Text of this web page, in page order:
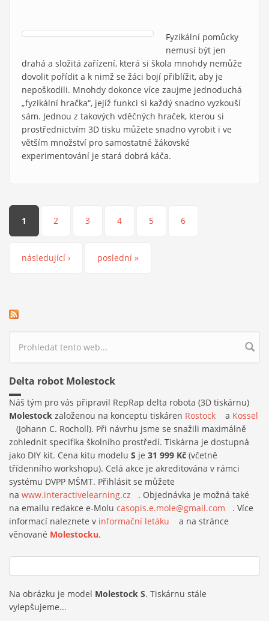
Fyzikální pomůcky
nemusí být jen
drahá a složitá zařízení, která si škola mnohdy nemůže
dovolit pořídit a k nimž se žáci bojí přiblížit, aby je
nepoškodili. Mnohdy dokonce více zaujme jednoduchá
„fyzikální hračka“, jejíž funkci si každý snadno vyzkouší
sám. Jednou z takových vděčných hraček, kterou si
prostřednictvím 3D tisku můžete snadno vyrobit i ve
větším množství pro samostatné žákovské
experimentování je stará dobrá káča.
Stránky
1 2 3 4 5 6
následující › poslední »
Vyhledávání
Delta robot Molestock
Náš tým pro vás připravil RepRap delta robota (3D tiskárnu)
Molestock založenou na konceptu tiskáren Rostock (link is
external)
a Kossel
(link is external)
(Johann C. Rocholl). Při návrhu jsme se snažili maximálně
zohlednit specifika školního prostředí. Tiskárna je dostupná
jako DIY kit. Cena kitu modelu S je 31 999 Kč (včetně
třídenního workshopu). Celá akce je akreditována v rámci
systému DVPP MŠMT. Přihlásit se můžete
na www.interactivelearning.cz (link is external)
. Objednávka je možná také
na emailu redakce e-Molu casopis.e.mole@gmail.com (link sends
e-mail)
. Více
informací naleznete v informační letáku (link is external)
a na stránce
věnované Molestocku.
Na obrázku je model Molestock S. Tiskárnu stále
vylepšujeme...